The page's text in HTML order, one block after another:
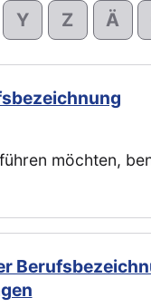
Y Z Ä
möchten,